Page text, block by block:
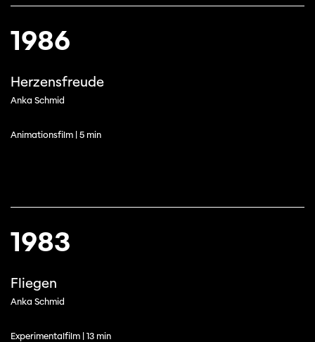
1986
Herzensfreude
Anka Schmid
Animationsfilm | 5 min
1983
Fliegen
Anka Schmid
Experimentalfilm | 13 min